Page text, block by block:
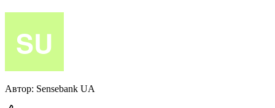
Автор: Sensebank UA